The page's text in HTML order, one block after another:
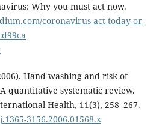
Why you must act now.
coronavirus-act-today-or-
Hand washing and risk of
quantitative systematic review.
Health, 11(3), 258–267.
3156.2006.01568.x